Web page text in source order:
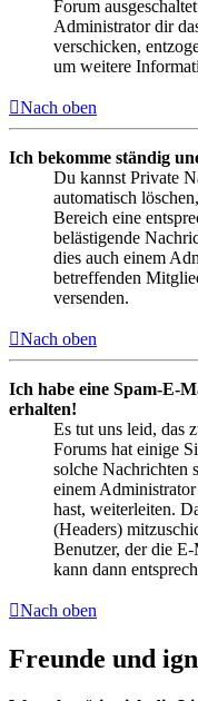
Forum
Administrator dir
verschicken,
um weitere
Nach oben
Ich bekomme ständig
Du kannst Private
automatisch
Bereich eine
belästigende
dies auch einem
betreffenden
versenden.
Nach oben
Ich habe eine Spam-E-
erhalten!
Es tut uns leid, das
Forums hat einige
solche Nachrichten
einem
hast, weiterleiten.
(Headers)
Benutzer, der die
kann dann
Nach oben
Freunde und